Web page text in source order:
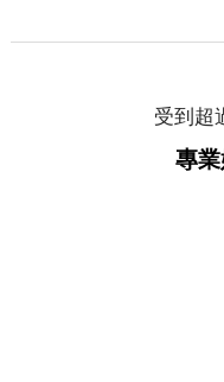
4 種 AI 模
受到超
專